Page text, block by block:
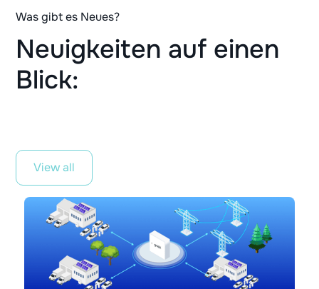
Was gibt es Neues?
Neuigkeiten auf einen
Blick:
View all